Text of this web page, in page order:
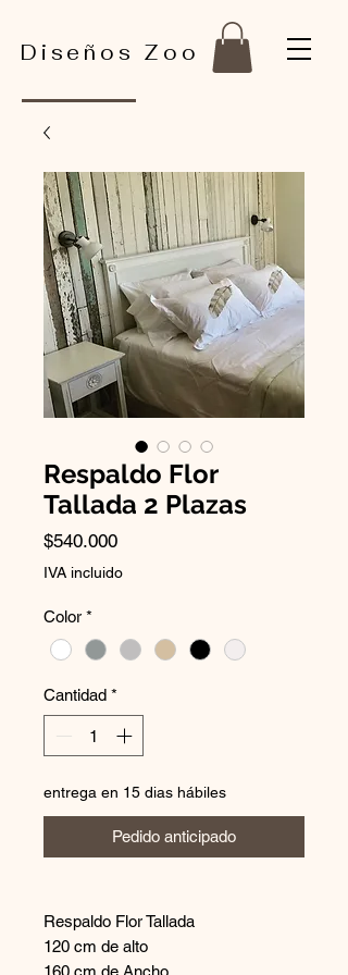
Diseños Zoo
Respaldo Flor
Tallada 2 Plazas
$540.000Precio
IVA incluido
Color *
Cantidad *
entrega en 15 dias hábiles
Pedido anticipado
Respaldo Flor Tallada
120 cm de alto